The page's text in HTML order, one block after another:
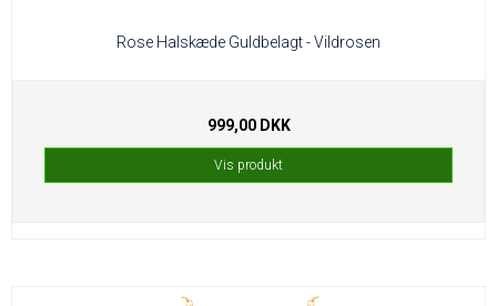
Rose Halskæde Guldbelagt - Vildrosen
999,00 DKK
Vis produkt